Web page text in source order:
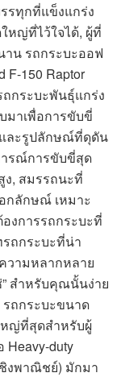
รทุกที่แข็งแกร่ง
หญ่ที่ไว้ใจได้, ผู้ที่
าน รถกระบะออฟ
F-150 Raptor
ถกระบะพันธุ์แกร่ง
มาเพื่อการขับขี่
และรูปลักษณ์ที่ดุดัน
รณ์การขับขี่สุด
ง, สมรรถนะที่
กลักษณ์ เหมาะ
งการรถกระบะที่
ถกระบะที่น่า
วามหลากหลาย
” สำหรับคุณนั้นง่าย
รถกระบะขนาด
หญ่ที่สุดสำหรับผู้
duty
งพาณิชย์) มักมา